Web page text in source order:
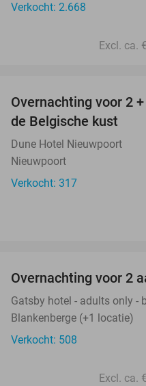
Verkocht: 2.668
Excl. ca.
Overnachting voor 2
de Belgische kust
Dune Hotel Nieuwpoort
Nieuwpoort
Verkocht: 317
Overnachting voor 2
Gatsby hotel - adults only -
Blankenberge (+1 locatie)
Verkocht: 508
Excl. ca.